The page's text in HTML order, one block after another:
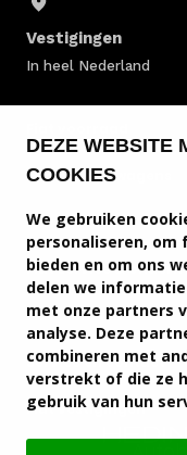
DEZE WEBSITE
COOKIES
We gebruiken
personaliseren, om
bieden en om ons
delen we
met onze partners
analyse. Deze
combineren met
verstrekt of die ze
gebruik van hun
Vestigingen
In heel Nederland
Fiat bedrijfswagens
Fiat modellen
Fiat service &
Fiat diensten
Service en contact
Fiat vestigingen